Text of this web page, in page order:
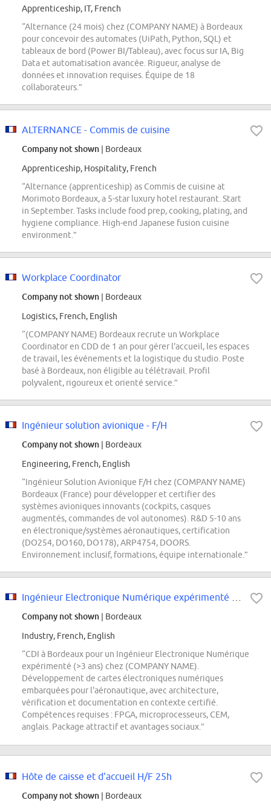
Apprenticeship, IT, French
“Alternance (24 mois) chez (COMPANY NAME) à Bordeaux
pour concevoir des automates (UiPath, Python, SQL) et
tableaux de bord (Power BI/Tableau), avec focus sur IA, Big
Data et automatisation avancée. Rigueur, analyse de
données et innovation requises. Équipe de 18
collaborateurs.”
ALTERNANCE - Commis de cuisine
Company not shown | Bordeaux
Apprenticeship, Hospitality, French
“Alternance (apprenticeship) as Commis de cuisine at
Morimoto Bordeaux, a 5-star luxury hotel restaurant. Start
in September. Tasks include food prep, cooking, plating, and
hygiene compliance. High-end Japanese fusion cuisine
environment.”
Workplace Coordinator
Company not shown | Bordeaux
Logistics, French, English
“(COMPANY NAME) Bordeaux recrute un Workplace
Coordinator en CDD de 1 an pour gérer l'accueil, les espaces
de travail, les événements et la logistique du studio. Poste
basé à Bordeaux, non éligible au télétravail. Profil
polyvalent, rigoureux et orienté service.”
Ingénieur solution avionique - F/H
Company not shown | Bordeaux
Engineering, French, English
“Ingénieur Solution Avionique F/H chez (COMPANY NAME)
Bordeaux (France) pour développer et certifier des
systèmes avioniques innovants (cockpits, casques
augmentés, commandes de vol autonomes). R&D 5-10 ans
en électronique/systèmes aéronautiques, certification
(DO254, DO160, DO178), ARP4754, DOORS.
Environnement inclusif, formations, équipe internationale.”
Company not shown | Bordeaux
Industry, French, English
“CDI à Bordeaux pour un Ingénieur Electronique Numérique
expérimenté (>3 ans) chez (COMPANY NAME).
Développement de cartes électroniques numériques
embarquées pour l'aéronautique, avec architecture,
vérification et documentation en contexte certifié.
Compétences requises : FPGA, microprocesseurs, CEM,
anglais. Package attractif et avantages sociaux.”
Hôte de caisse et d'accueil H/F 25h
Company not shown | Bordeaux